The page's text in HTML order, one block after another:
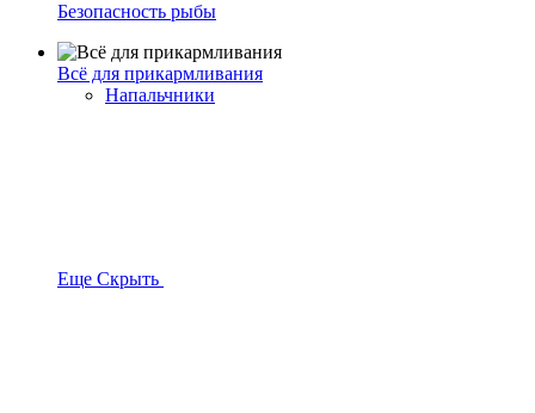
Безопасность рыбы
Всё для прикармливания
Напальчники
Еще Скрыть